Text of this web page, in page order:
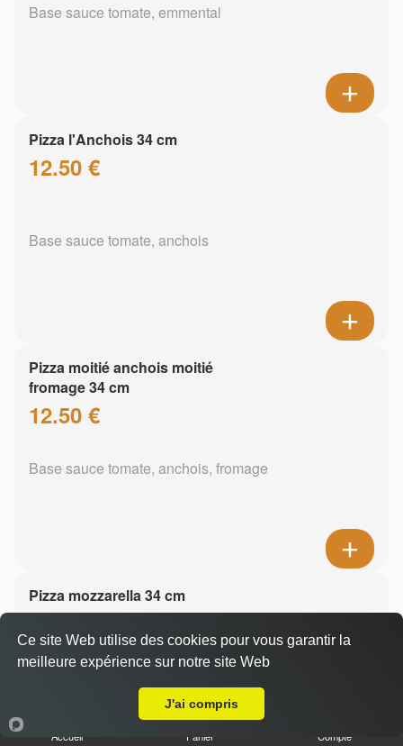
Base sauce tomate, emmental
Pizza l'Anchois 34 cm
12.50 €
Base sauce tomate, anchois
Pizza moitié anchois moitié
fromage 34 cm
12.50 €
Base sauce tomate, anchois, fromage
Pizza mozzarella 34 cm
13.50 €
Base sauce tomate, mozzarella
Accueil Panier Compte
Ce site Web utilise des cookies pour vous garantir la
meilleure expérience sur notre site Web
J'ai compris